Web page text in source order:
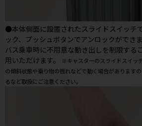
●本体側面に設置されたスライドスイッチ
ック、プッシュボタンでアンロックができ
バス乗車時に不用意な動き出しを制限する
用いただけます。
※キャスターのスライドスイッ
の傾斜状態や乗り物の揺れなどで動く場合があります
るなど取扱にご注意ください。